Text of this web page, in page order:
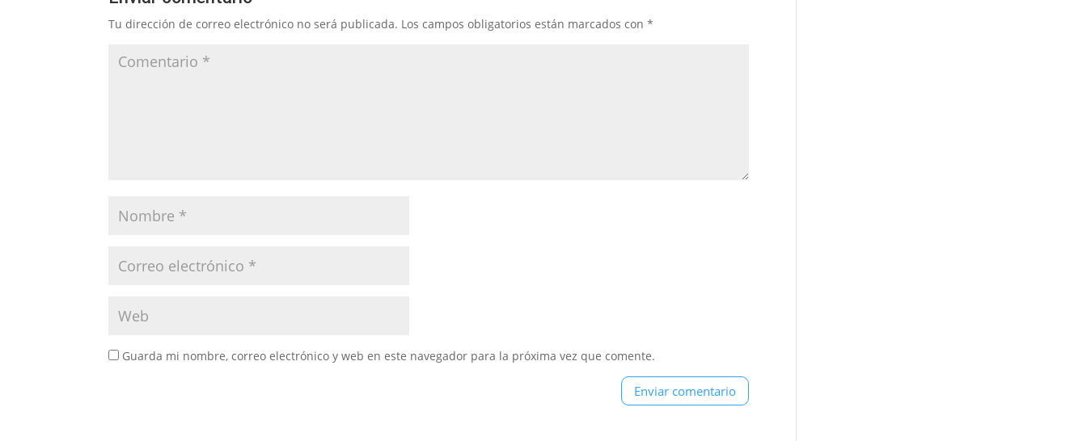
Tu dirección de correo electrónico no será publicada. Los campos obligatorios están marcados con*
Guarda mi nombre, correo electrónico y web en este navegador para la próxima vez que comente.